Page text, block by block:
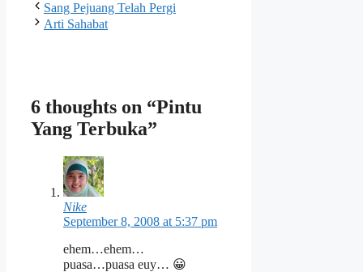
Sang Pejuang Telah Pergi
Arti Sahabat
6 thoughts on “Pintu
Yang Terbuka”
Nike
September 8, 2008 at 5:37 pm
ehem…ehem…
puasa…puasa euy… 😀